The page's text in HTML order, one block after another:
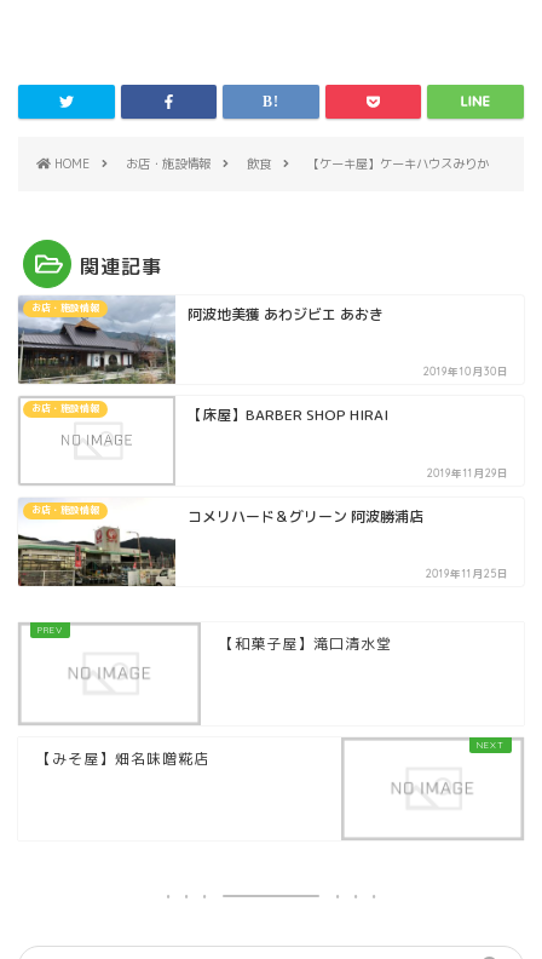
HOME お店・施設情報 飲食 【ケーキ屋】ケーキハウスみりか
関連記事
お店・施設情報 阿波地美獲 あわジビエ あおき
2019年10月30日
お店・施設情報 【床屋】BARBER SHOP HIRAI
2019年11月29日
お店・施設情報 コメリハード＆グリーン 阿波勝浦店
2019年11月25日
【和菓子屋】滝口清水堂
【みそ屋】畑名味噌糀店